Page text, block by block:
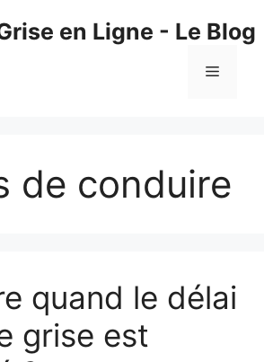
en Ligne - Le Blog
Menu
de conduire
quand le délai
grise est